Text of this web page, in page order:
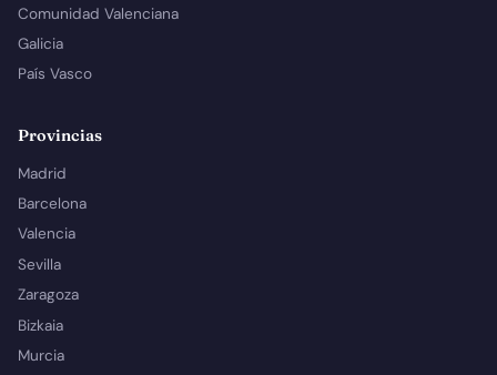
Comunidad Valenciana
Galicia
País Vasco
Provincias
Madrid
Barcelona
Valencia
Sevilla
Zaragoza
Bizkaia
Murcia